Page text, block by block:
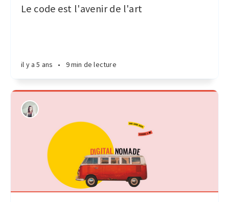
Le code est l'avenir de l'art
il y a 5 ans • 9 min de lecture